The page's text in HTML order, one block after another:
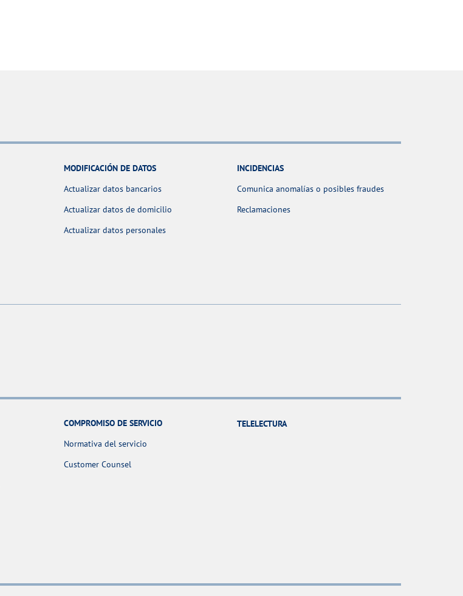
MODIFICACIÓN DE DATOS
Actualizar datos bancarios
Actualizar datos de domicilio
Actualizar datos personales
INCIDENCIAS
Comunica anomalías o posibles fraudes
Reclamaciones
COMPROMISO DE SERVICIO
Normativa del servicio
Customer Counsel
TELELECTURA